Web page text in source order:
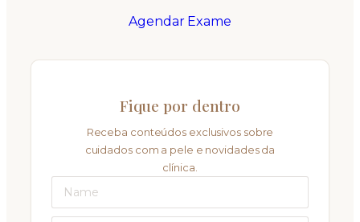
Agendar Exame
Fique por dentro
Receba conteúdos exclusivos sobre
cuidados com a pele e novidades da
clínica.